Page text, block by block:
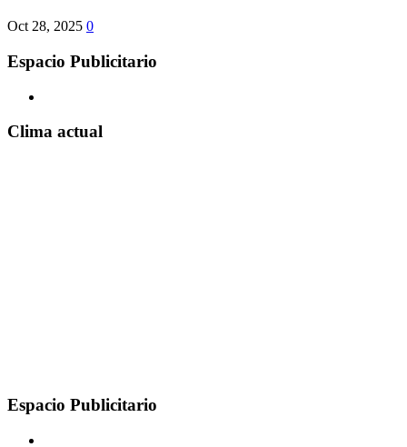
Oct 28, 2025 0
Espacio Publicitario
Clima actual
Espacio Publicitario